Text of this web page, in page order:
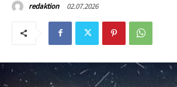
redaktion 02.07.2026